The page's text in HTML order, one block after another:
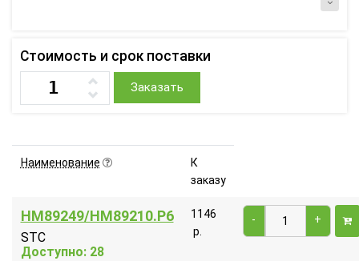
Стоимость и срок поставки
Заказать
Наименование
К
заказу
HM89249/HM89210.P6
STC
Доступно: 28
1146
р.
- +